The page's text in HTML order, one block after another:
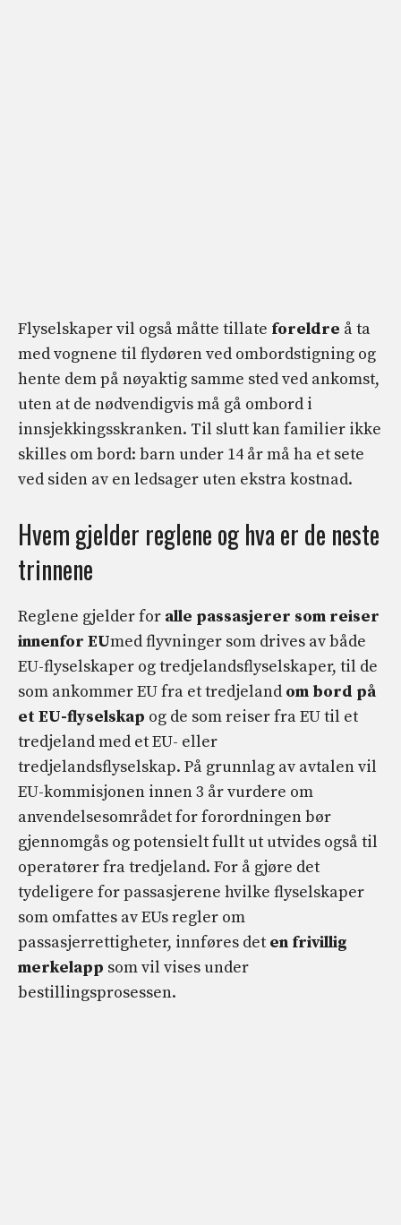
Flyselskaper vil også måtte tillate foreldre å ta
med vognene til flydøren ved ombordstigning og
hente dem på nøyaktig samme sted ved ankomst,
uten at de nødvendigvis må gå ombord i
innsjekkingsskranken. Til slutt kan familier ikke
skilles om bord: barn under 14 år må ha et sete
ved siden av en ledsager uten ekstra kostnad.
Hvem gjelder reglene og hva er de neste
trinnene
Reglene gjelder for alle passasjerer som reiser
innenfor EUmed flyvninger som drives av både
EU-flyselskaper og tredjelandsflyselskaper, til de
som ankommer EU fra et tredjeland om bord på
et EU-flyselskap og de som reiser fra EU til et
tredjeland med et EU- eller
tredjelandsflyselskap. På grunnlag av avtalen vil
EU-kommisjonen innen 3 år vurdere om
anvendelsesområdet for forordningen bør
gjennomgås og potensielt fullt ut utvides også til
operatører fra tredjeland. For å gjøre det
tydeligere for passasjerene hvilke flyselskaper
som omfattes av EUs regler om
passasjerrettigheter, innføres det en frivillig
merkelapp som vil vises under
bestillingsprosessen.